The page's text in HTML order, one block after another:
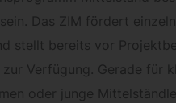
Das ZIM fördert
stellt bereits vor
zur Verfügung. Gerade für
oder junge